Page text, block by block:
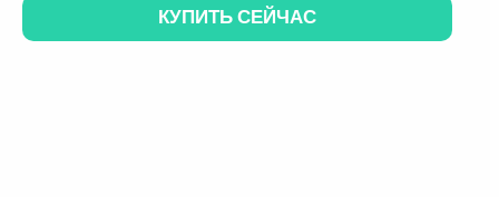
КУПИТЬ СЕЙЧАС